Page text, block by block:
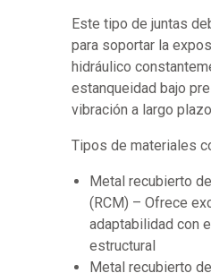
Este tipo de juntas
para soportar la
hidráulico
estanqueidad bajo
vibración a largo
Tipos de materiales
Metal recubierto
(RCM) – Ofrece
adaptabilidad con
estructural
Metal recubierto